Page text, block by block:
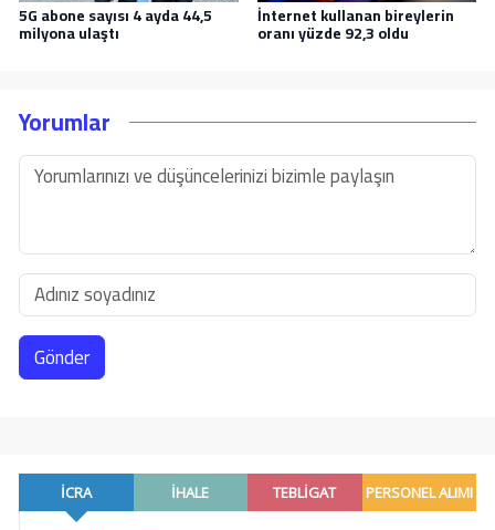
5G abone sayısı 4 ayda 44,5
milyona ulaştı
İnternet kullanan bireylerin
oranı yüzde 92,3 oldu
Yorumlar
Gönder